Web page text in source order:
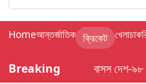
Homeআন্তর্জাতিক ক্রিকেট খেলা
Breaking বাসস দেশ-৯৮ :